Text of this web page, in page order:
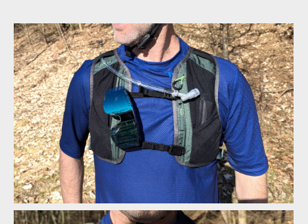
Osprey Escapist Velocity 6